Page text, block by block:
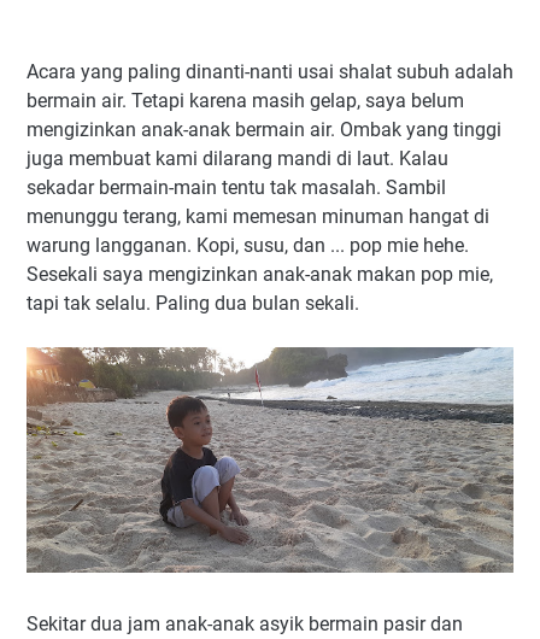
Acara yang paling dinanti-nanti usai shalat subuh adalah
bermain air. Tetapi karena masih gelap, saya belum
mengizinkan anak-anak bermain air. Ombak yang tinggi
juga membuat kami dilarang mandi di laut. Kalau
sekadar bermain-main tentu tak masalah. Sambil
menunggu terang, kami memesan minuman hangat di
warung langganan. Kopi, susu, dan ... pop mie hehe.
Sesekali saya mengizinkan anak-anak makan pop mie,
tapi tak selalu. Paling dua bulan sekali.
Sekitar dua jam anak-anak asyik bermain pasir dan